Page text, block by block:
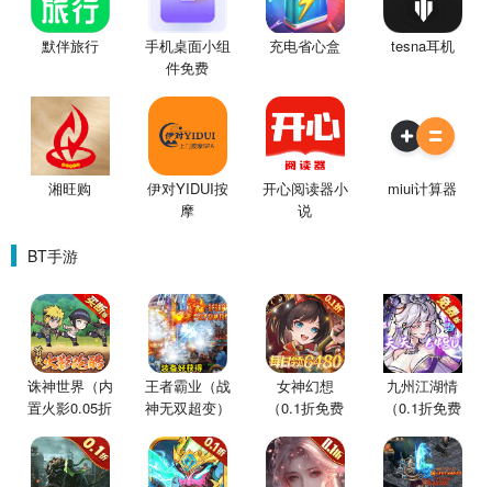
默伴旅行
手机桌面小组
件免费
充电省心盒 tesna耳机
湘旺购
伊对YIDUI按
摩
开心阅读器小
说
miui计算器
BT手游
诛神世界（内
置火影0.05折
王者霸业（战
神无双超变）
女神幻想
（0.1折免费
九州江湖情
（0.1折免费